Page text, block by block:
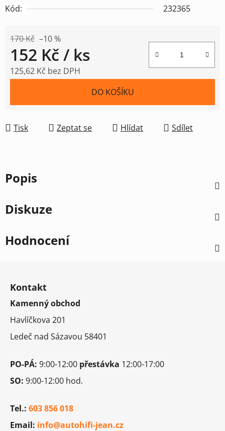
Kód:
232365
170 Kč –10 %
152 Kč / ks
125,62 Kč bez DPH
DO KOŠÍKU
Tisk Zeptat se Hlídat Sdílet
Popis
Diskuze
Hodnocení
Kontakt
Kamenný obchod
Havlíčkova 201
Ledeč nad Sázavou 58401
PO-PÁ: 9:00-12:00 přestávka 12:00-17:00
SO: 9:00-12:00 hod.
Tel.: 603 856 018
Email: info@autohifi-jean.cz